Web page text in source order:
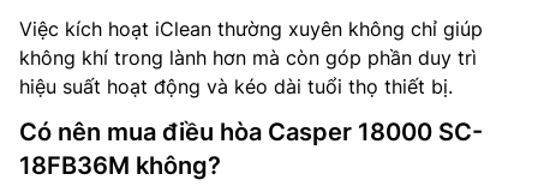
Việc kích hoạt iClean thường xuyên không chỉ giúp
không khí trong lành hơn mà còn góp phần duy trì
hiệu suất hoạt động và kéo dài tuổi thọ thiết bị.
Có nên mua điều hòa Casper 18000 SC-
18FB36M không?